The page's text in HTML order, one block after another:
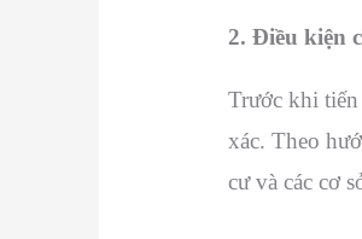
2. Điều kiện
Trước khi tiến
xác. Theo
cư và các cơ